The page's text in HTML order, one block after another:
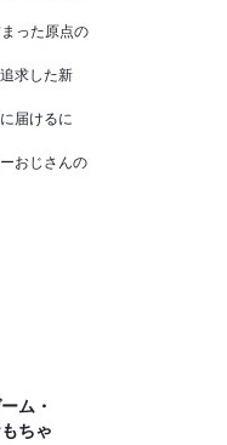
った原点の
求した新
届けるに
おじさんの
ム・
ちゃ